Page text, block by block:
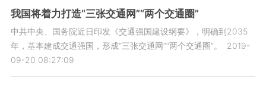
我国将着力打造“三张交通网”“两个交通圈”
中共中央、国务院近日印发《交通强国建设纲要》，明确到2035
年，基本建成交通强国，形成“三张交通网”“两个交通圈”。
2019-
09-20 08:27:09